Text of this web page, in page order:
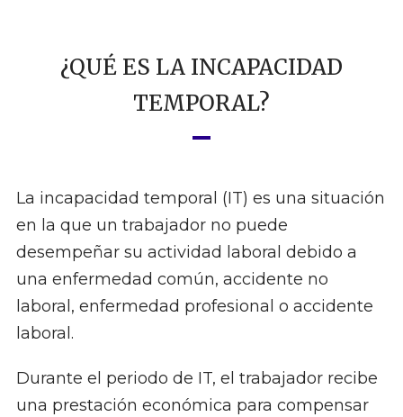
¿QUÉ ES LA INCAPACIDAD
TEMPORAL?
La incapacidad temporal (IT) es una situación
en la que un trabajador no puede
desempeñar su actividad laboral debido a
una enfermedad común, accidente no
laboral, enfermedad profesional o accidente
laboral.
Durante el periodo de IT, el trabajador recibe
una prestación económica para compensar